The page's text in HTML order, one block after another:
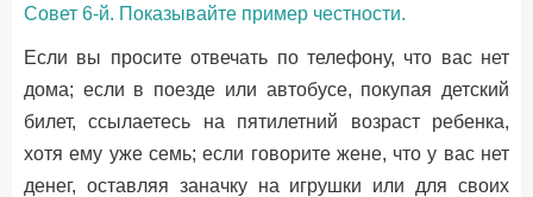
Совет 6-й. Показывайте пример честности.
Если вы просите отвечать по телефону, что вас нет
дома; если в поезде или автобусе, покупая детский
билет, ссылаетесь на пятилетний возраст ребенка,
хотя ему уже семь; если говорите жене, что у вас нет
денег, оставляя заначку на игрушки или для своих